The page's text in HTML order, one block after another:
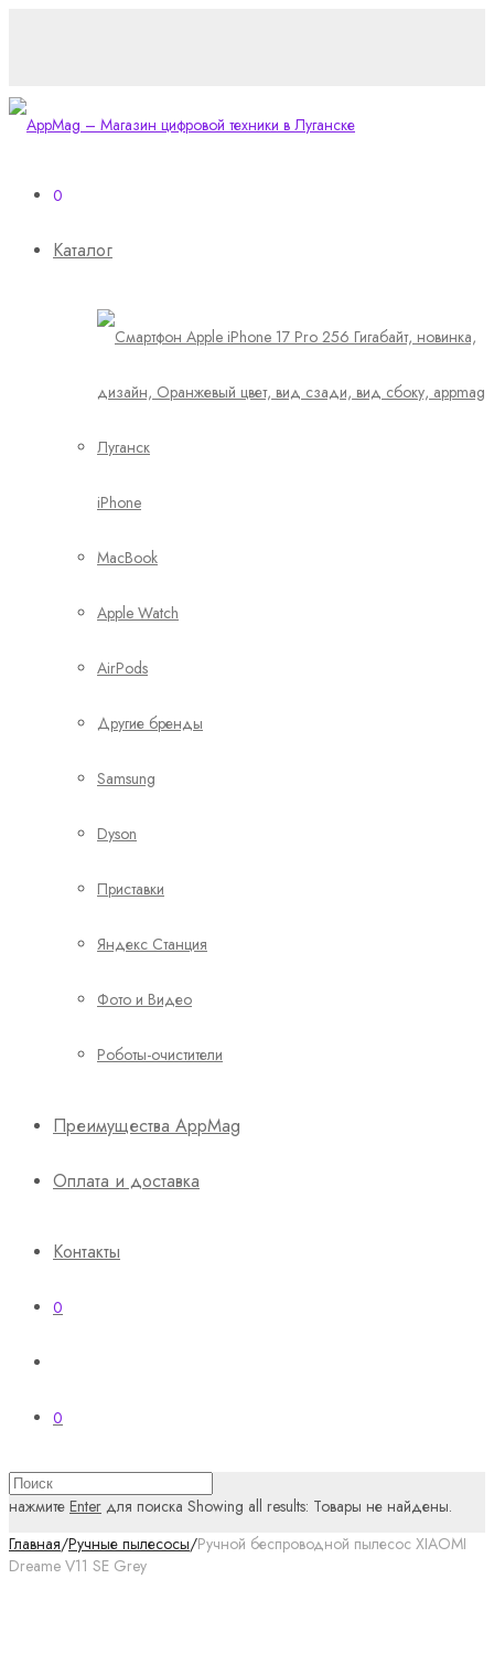
0
Каталог
iPhone
MacBook
Apple Watch
AirPods
Другие бренды
Samsung
Dyson
Приставки
Яндекс Станция
Фото и Видео
Роботы-очистители
Преимущества AppMag
Оплата и доставка
Контакты
0
0
нажмите Enter для поиска Showing all results: Товары не найдены.
Главная/Ручные пылесосы/Ручной беспроводной пылесос XIAOMI
Dreame V11 SE Grey